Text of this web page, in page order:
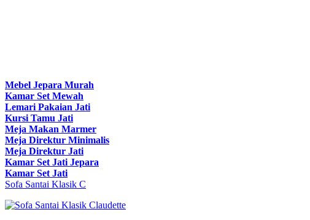
Mebel Jepara Murah
Kamar Set Mewah
Lemari Pakaian Jati
Kursi Tamu Jati
Meja Makan Marmer
Meja Direktur Minimalis
Meja Direktur Jati
Kamar Set Jati Jepara
Kamar Set Jati
Sofa Santai Klasik C